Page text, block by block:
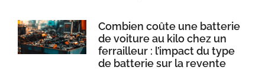
Combien coûte une batterie
de voiture au kilo chez un
ferrailleur : l’impact du type
de batterie sur la revente